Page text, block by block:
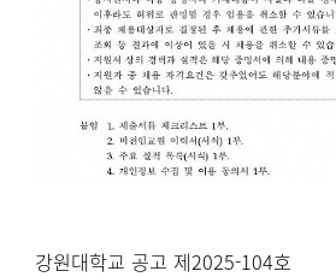
강원대학교 공고 제2025-104호